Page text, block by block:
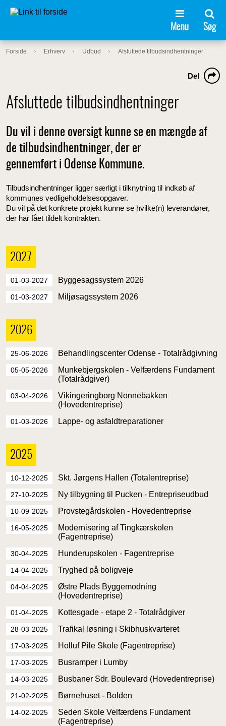
Menu Søg
Forside Erhverv Udbud Afsluttede tilbudsindhentninger
Afsluttede tilbudsindhentninger
Del
Du vil i denne oversigt kunne se en mængde af
de tilbudsindhentninger, der er
gennemført i Odense Kommune.
Tilbudsindhentninger ligger særligt i tilknytning til indkøb af
kommunes vedligeholdelsesopgaver.
Du vil på det konkrete projekt kunne se hvilke(n) leverandører,
der har fået tildelt kontrakten.
2027
01-03-2027 Byggesagssystem 2026
01-03-2027 Miljøsagssystem 2026
2026
25-06-2026 Behandlingscenter Odense - Totalrådgivning
05-05-2026
Munkebjergskolen - Velfærdens Fundament
(Totalrådgiver)
03-04-2026
Vikingeringborg Nonnebakken
(Hovedentreprise)
01-03-2026 Lappe- og asfaldtreparationer
2025
10-12-2025 Skt. Jørgens Hallen (Totalentreprise)
27-10-2025 Ny tilbygning til Pucken - Entrepriseudbud
10-09-2025 Provstegårdskolen - Hovedentreprise
16-05-2025
Modernisering af Tingkærskolen
(Fagentreprise)
30-04-2025 Hunderupskolen - Fagentreprise
14-04-2025 Tryghed på boligveje
04-04-2025
Østre Plads Byggemodning
(Hovedentreprise)
01-04-2025 Kottesgade - etape 2 - Totalrådgiver
28-03-2025 Trafikal løsning i Skibhuskvarteret
17-03-2025 Holluf Pile Skole (Fagentreprise)
17-03-2025 Busramper i Lumby
14-03-2025 Busbaner Sdr. Boulevard (Hovedentreprise)
21-02-2025 Børnehuset - Bolden
14-02-2025
Seden Skole Velfærdens Fundament
(Fagentreprise)